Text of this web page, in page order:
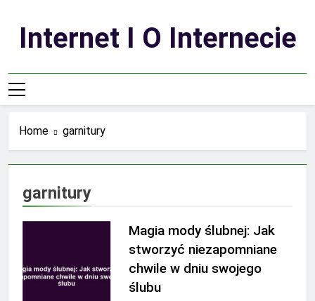
contentInternet I O Internecie
Home garnitury
garnitury
Magia mody ślubnej: Jak
stworzyć niezapomniane
chwile w dniu swojego
ślubu